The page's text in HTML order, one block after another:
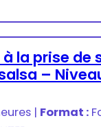
la prise de
–
| Format :